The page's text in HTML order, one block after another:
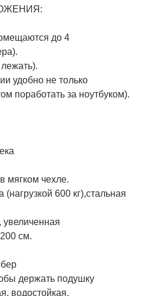
до 4
удобно не только
поработать за ноутбуком).
мягком чехле.
600 кг),стальная
см.
держать подушку
водостойкая.